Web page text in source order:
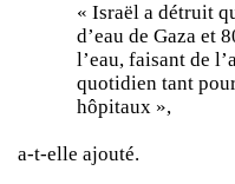
« Israël a détruit
d’eau de Gaza et
l’eau, faisant de
quotidien tant
hôpitaux »,
a-t-elle ajouté.